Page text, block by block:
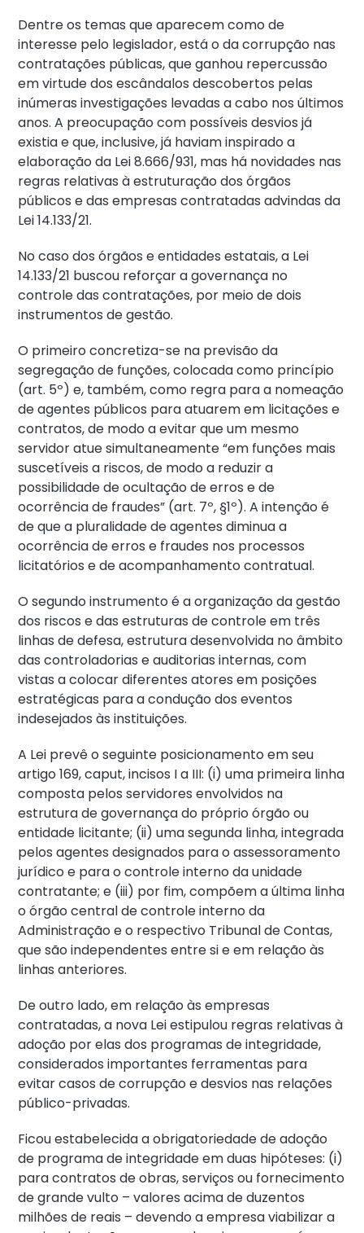
Dentre os temas que aparecem como de
interesse pelo legislador, está o da corrupção nas
contratações públicas, que ganhou repercussão
em virtude dos escândalos descobertos pelas
inúmeras investigações levadas a cabo nos últimos
anos. A preocupação com possíveis desvios já
existia e que, inclusive, já haviam inspirado a
elaboração da Lei 8.666/931, mas há novidades nas
regras relativas à estruturação dos órgãos
públicos e das empresas contratadas advindas da
Lei 14.133/21.
No caso dos órgãos e entidades estatais, a Lei
14.133/21 buscou reforçar a governança no
controle das contratações, por meio de dois
instrumentos de gestão.
O primeiro concretiza-se na previsão da
segregação de funções, colocada como princípio
(art. 5º) e, também, como regra para a nomeação
de agentes públicos para atuarem em licitações e
contratos, de modo a evitar que um mesmo
servidor atue simultaneamente “em funções mais
suscetíveis a riscos, de modo a reduzir a
possibilidade de ocultação de erros e de
ocorrência de fraudes” (art. 7º, §1º). A intenção é
de que a pluralidade de agentes diminua a
ocorrência de erros e fraudes nos processos
licitatórios e de acompanhamento contratual.
O segundo instrumento é a organização da gestão
dos riscos e das estruturas de controle em três
linhas de defesa, estrutura desenvolvida no âmbito
das controladorias e auditorias internas, com
vistas a colocar diferentes atores em posições
estratégicas para a condução dos eventos
indesejados às instituições.
A Lei prevê o seguinte posicionamento em seu
artigo 169, caput, incisos I a III: (i) uma primeira linha
composta pelos servidores envolvidos na
estrutura de governança do próprio órgão ou
entidade licitante; (ii) uma segunda linha, integrada
pelos agentes designados para o assessoramento
jurídico e para o controle interno da unidade
contratante; e (iii) por fim, compõem a última linha
o órgão central de controle interno da
Administração e o respectivo Tribunal de Contas,
que são independentes entre si e em relação às
linhas anteriores.
De outro lado, em relação às empresas
contratadas, a nova Lei estipulou regras relativas à
adoção por elas dos programas de integridade,
considerados importantes ferramentas para
evitar casos de corrupção e desvios nas relações
público-privadas.
Ficou estabelecida a obrigatoriedade de adoção
de programa de integridade em duas hipóteses: (i)
para contratos de obras, serviços ou fornecimento
de grande vulto – valores acima de duzentos
milhões de reais – devendo a empresa viabilizar a